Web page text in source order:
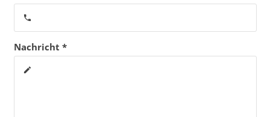
phone
Nachricht *
create